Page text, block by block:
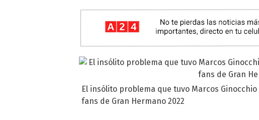
El insólito problema que tuvo Marcos
fans de Gran Hermano 2022